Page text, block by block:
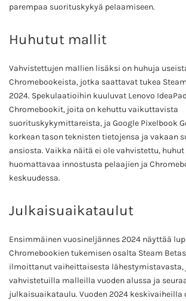
parempaa suorituskykyä pelaamiseen.
Huhutut mallit
Vahvistettujen mallien lisäksi on huhuja
Chromebookeista, jotka saattavat tukea
2024. Spekulaatioihin kuuluvat Lenovo
Chromebookit, joita on kehuttu vaikuttavista
suorituskykymittareista, ja Google Pixelbook
korkean tason teknisten tietojensa ja vakaan
ansiosta. Vaikka näitä ei ole vahvistettu,
huomattavaa innostusta pelaajien ja
keskuudessa.
Julkaisuaikataulut
Ensimmäinen vuosineljännes 2024 näyttää
Chromebookien tukemisen osalta Steam
ilmoittanut vaiheittaisesta lähestymistavasta,
vahvistetuilla malleilla vuoden alussa ja
julkaisuaikataulu. Vuoden 2024 keskivaiheilla